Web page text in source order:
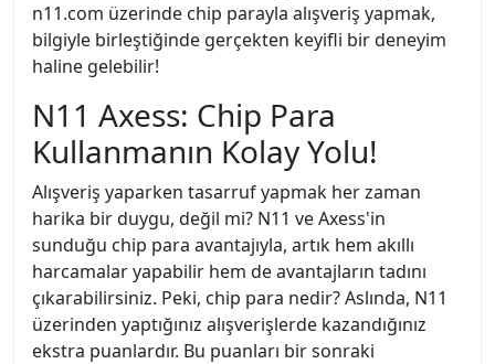
n11.com üzerinde chip parayla alışveriş yapmak,
bilgiyle birleştiğinde gerçekten keyifli bir deneyim
haline gelebilir!
N11 Axess: Chip Para
Kullanmanın Kolay Yolu!
Alışveriş yaparken tasarruf yapmak her zaman
harika bir duygu, değil mi? N11 ve Axess'in
sunduğu chip para avantajıyla, artık hem akıllı
harcamalar yapabilir hem de avantajların tadını
çıkarabilirsiniz. Peki, chip para nedir? Aslında, N11
üzerinden yaptığınız alışverişlerde kazandığınız
ekstra puanlardır. Bu puanları bir sonraki